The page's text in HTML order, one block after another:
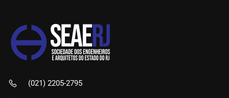
(021) 2205-2795